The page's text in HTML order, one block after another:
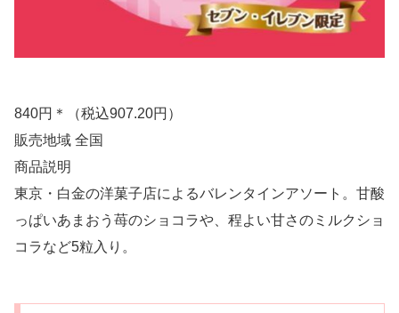
840円＊（税込907.20円）
販売地域 全国
商品説明
東京・白金の洋菓子店によるバレンタインアソート。甘酸
っぱいあまおう苺のショコラや、程よい甘さのミルクショ
コラなど5粒入り。